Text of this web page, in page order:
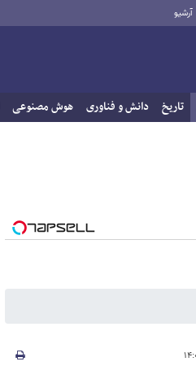
آرشیو
تاریخ دانش و فناوری هوش مصنوعی